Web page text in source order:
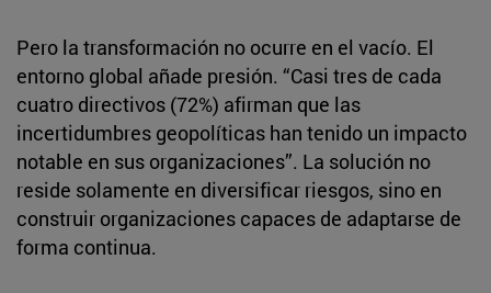
Pero la transformación no ocurre en el vacío. El
entorno global añade presión. “Casi tres de cada
cuatro directivos (72%) afirman que las
incertidumbres geopolíticas han tenido un impacto
notable en sus organizaciones”. La solución no
reside solamente en diversificar riesgos, sino en
construir organizaciones capaces de adaptarse de
forma continua.